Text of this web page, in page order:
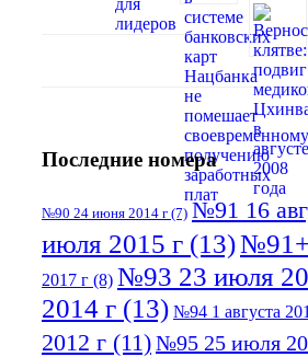
Последние номера
№90 24 июня 2014 г (7) №91 16
июля 2015 г (13)
2017 г (8) №93 23 июля
2014 г (13) №94 1 августа
2012 г (11)№95 25 июля